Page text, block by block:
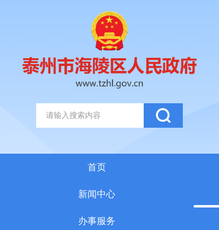
首页
新闻中心
办事服务